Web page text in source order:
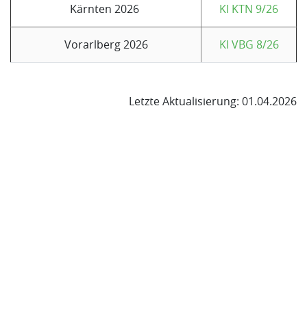
Kärnten 2026 KI KTN 9/26
Vorarlberg 2026 KI VBG 8/26
Letzte Aktualisierung: 01.04.2026